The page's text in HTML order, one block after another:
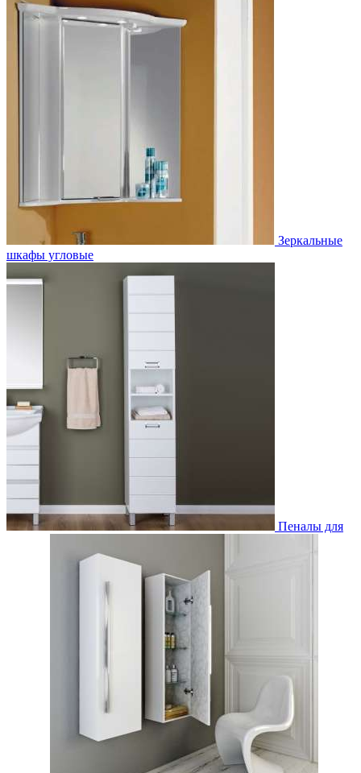
Зеркальные
шкафы угловые
Пеналы для